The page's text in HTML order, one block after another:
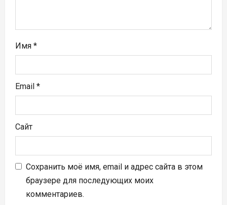
я
м
Имя *
Email *
Сайт
Сохранить моё имя, email и адрес сайта в этом
браузере для последующих моих
комментариев.